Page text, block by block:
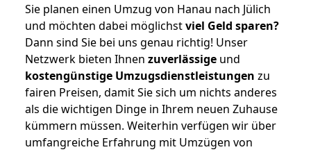
Sie planen einen Umzug von Hanau nach Jülich
und möchten dabei möglichstviel Geld sparen?
Dann sind Sie bei uns genau richtig! Unser
Netzwerk bieten Ihnen zuverlässige und
kostengünstige Umzugsdienstleistungen zu
fairen Preisen, damit Sie sich um nichts anderes
als die wichtigen Dinge in Ihrem neuen Zuhause
kümmern müssen. Weiterhin verfügen wir über
umfangreiche Erfahrung mit Umzügen von